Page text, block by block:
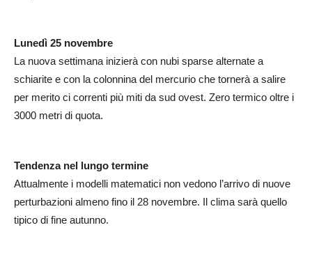
Lunedì 25 novembre
La nuova settimana inizierà con nubi sparse alternate a
schiarite e con la colonnina del mercurio che tornerà a salire
per merito ci correnti più miti da sud ovest. Zero termico oltre i
3000 metri di quota.
Tendenza nel lungo termine
Attualmente i modelli matematici non vedono l’arrivo di nuove
perturbazioni almeno fino il 28 novembre. Il clima sarà quello
tipico di fine autunno.